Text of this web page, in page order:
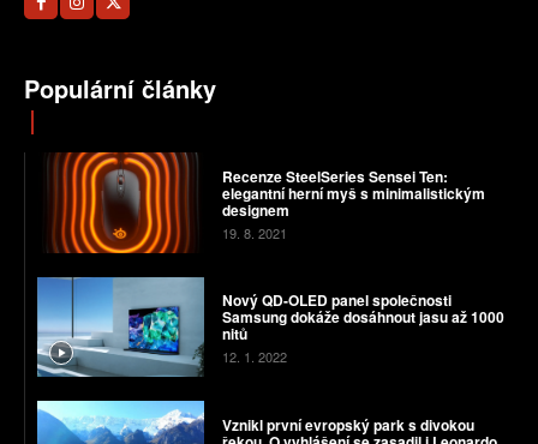
Populární články
Recenze SteelSeries Sensei Ten:
elegantní herní myš s minimalistickým
designem
19. 8. 2021
Nový QD-OLED panel společnosti
Samsung dokáže dosáhnout jasu až 1000
nitů
12. 1. 2022
Vznikl první evropský park s divokou